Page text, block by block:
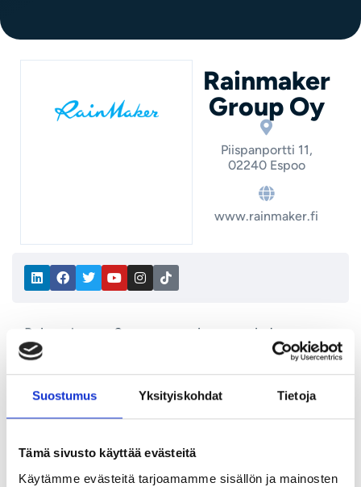
Suostumus Yksityiskohdat Tietoja
Tämä sivusto käyttää evästeitä
Käytämme evästeitä tarjoamamme sisällön ja mainosten
Rainmaker
Group Oy
Piispanportti 11,
02240 Espoo
www.rainmaker.fi
Rainmaker on Suomen suurin myynnin ja
asiakastyön palveluyritys. Palkkaamme vuosittain
yli 2000 työntekijää ympäri Suomen sijaitseviin
toimipisteisiimme. Myös Espanjassa työskentely
onnistuu Torreviejan toimistollamme. Yhtiön